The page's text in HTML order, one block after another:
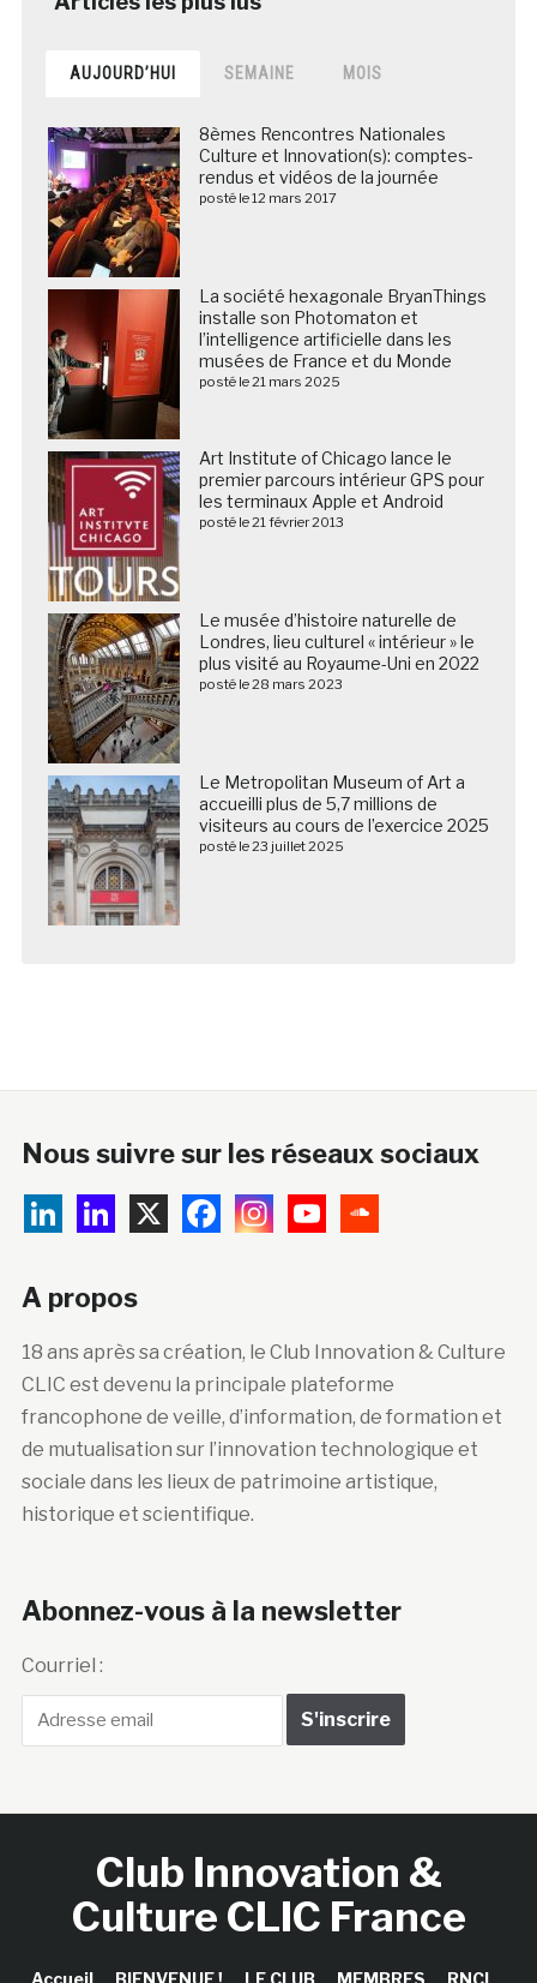
AUJOURD’HUI SEMAINE MOIS
8èmes Rencontres Nationales
Culture et Innovation(s): comptes-
rendus et vidéos de la journée
posté le 12 mars 2017
La société hexagonale BryanThings
installe son Photomaton et
l’intelligence artificielle dans les
musées de France et du Monde
posté le 21 mars 2025
Art Institute of Chicago lance le
premier parcours intérieur GPS pour
les terminaux Apple et Android
posté le 21 février 2013
Le musée d’histoire naturelle de
Londres, lieu culturel « intérieur » le
plus visité au Royaume-Uni en 2022
posté le 28 mars 2023
Le Metropolitan Museum of Art a
accueilli plus de 5,7 millions de
visiteurs au cours de l’exercice 2025
posté le 23 juillet 2025
Nous suivre sur les réseaux sociaux
A propos
18 ans après sa création, le Club Innovation & Culture
CLIC est devenu la principale plateforme
francophone de veille, d’information, de formation et
de mutualisation sur l’innovation technologique et
sociale dans les lieux de patrimoine artistique,
historique et scientifique.
Abonnez-vous à la newsletter
Courriel :
Club Innovation &
Culture CLIC France
Accueil BIENVENUE ! LE CLUB MEMBRES RNCI